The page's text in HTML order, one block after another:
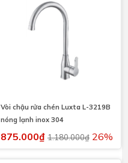
Vòi chậu rửa chén Luxta L-3219B
nóng lạnh inox 304
875.000₫ 1.180.000₫ 26%